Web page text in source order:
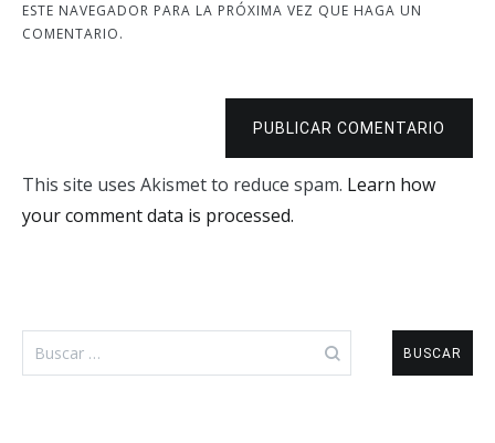
ESTE NAVEGADOR PARA LA PRÓXIMA VEZ QUE HAGA UN
COMENTARIO.
PUBLICAR COMENTARIO
This site uses Akismet to reduce spam. Learn how
your comment data is processed.